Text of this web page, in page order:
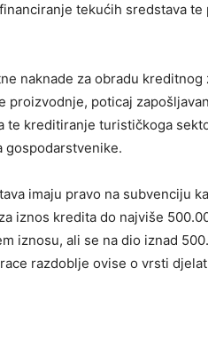
tekućih sredstava te
naknade za obradu kreditnog
poticaj
te kreditiranje turističkoga
gospodarstvenike.
imaju pravo na subvenciju
iznos kredita do najviše
iznosu, ali se na dio iznad
razdoblje ovise o vrsti